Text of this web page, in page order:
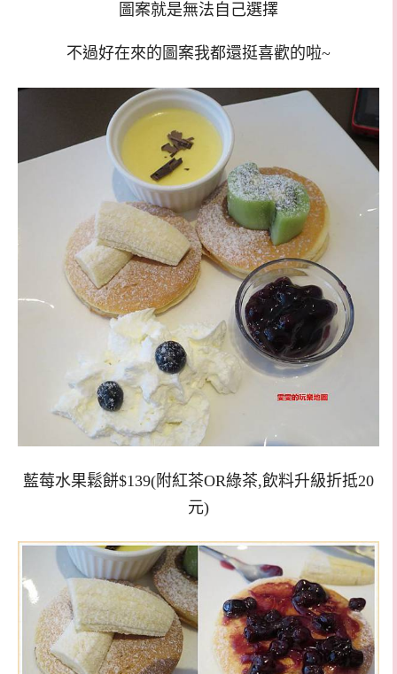
圖案就是無法自己選擇
不過好在來的圖案我都還挺喜歡的啦~
藍莓水果鬆餅$139(附紅茶OR綠茶,飲料升級折抵20
元)